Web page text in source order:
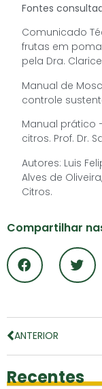
Fontes
Comunicado
frutas em
pela Dra.
Manual de
controle
Manual prático
citros. Prof. Dr.
Autores: Luis
Alves de
Citros.
Compartilhar
ANTERIOR
Recentes